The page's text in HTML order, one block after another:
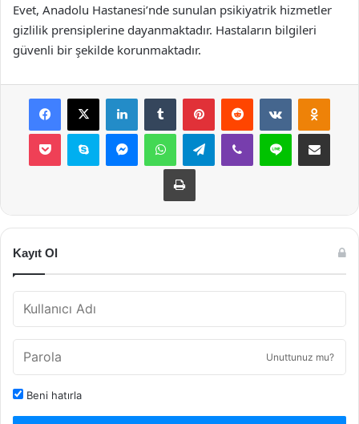
Evet, Anadolu Hastanesi’nde sunulan psikiyatrik hizmetler
gizlilik prensiplerine dayanmaktadır. Hastaların bilgileri
güvenli bir şekilde korunmaktadır.
Facebook
X LinkedInTumblr PinterestReddit VKontakte
Pocket Skype MessengerWhatsAppTelegramViber Line E-Posta ile
Yazdır
Kayıt Ol
Unuttunuz mu?
Beni hatırla